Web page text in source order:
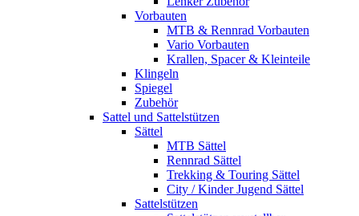
Vorbauten
MTB & Rennrad Vorbauten
Vario Vorbauten
Krallen, Spacer & Kleinteile
Klingeln
Spiegel
Zubehör
Sattel und Sattelstützen
Sättel
MTB Sättel
Rennrad Sättel
Trekking & Touring Sättel
City / Kinder Jugend Sättel
Sattelstützen